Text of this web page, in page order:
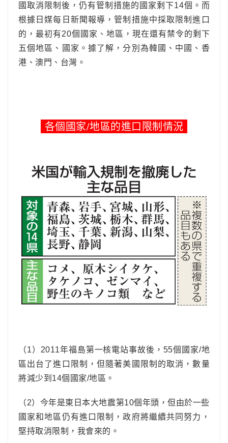
國取消限制後，仍有管制措施的國家剩下14個。而
根據日媒每日新聞報導，管制措施中採取限制進口
的，最初有20個國家、地區，現在還有禁令的剩下
五個地區、國家。據了解，分別為韓國、中國、香
港、澳門、台灣。
各個國家/地區的進口限制情況
（1）2011年福島第一核電站事故後，55個國家/地
區出台了進口限制，但隨著美國限制的取消，數量
將減少到14個國家/地區。
（2）今年是東日本大地震第10個年頭，但由於一些
國家和地區仍有進口限制，政府將繼續共同努力，
堅持取消限制，我會來的。